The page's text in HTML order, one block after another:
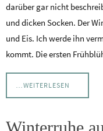
darüber gar nicht
und dicken Socken. Der
und Eis. Ich werde ihn
kommt. Die ersten
…WEITERLESEN
Winterruhe